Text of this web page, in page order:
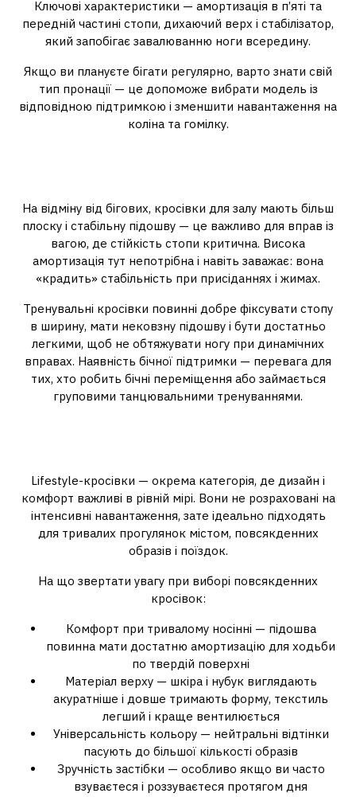
Ключові характеристики — амортизація в п’яті та
передній частині стопи, дихаючий верх і стабілізатор,
який запобігає завалюванню ноги всередину.
Якщо ви плануєте бігати регулярно, варто знати свій
тип пронації — це допоможе вибрати модель із
відповідною підтримкою і зменшити навантаження на
коліна та гомілку.
На відміну від бігових, кросівки для залу мають більш
плоску і стабільну підошву — це важливо для вправ із
вагою, де стійкість стопи критична. Висока
амортизація тут непотрібна і навіть заважає: вона
«крадить» стабільність при присіданнях і жимах.
Тренувальні кросівки повинні добре фіксувати стопу
в ширину, мати нековзну підошву і бути достатньо
легкими, щоб не обтяжувати ногу при динамічних
вправах. Наявність бічної підтримки — перевага для
тих, хто робить бічні переміщення або займається
груповими танцювальними тренуваннями.
Lifestyle-кросівки — окрема категорія, де дизайн і
комфорт важливі в рівній мірі. Вони не розраховані на
інтенсивні навантаження, зате ідеально підходять
для тривалих прогулянок містом, повсякденних
образів і поїздок.
На що звертати увагу при виборі повсякденних
кросівок:
Комфорт при тривалому носінні — підошва
повинна мати достатню амортизацію для ходьби
по твердій поверхні
Матеріал верху — шкіра і нубук виглядають
акуратніше і довше тримають форму, текстиль
легший і краще вентилюється
Універсальність кольору — нейтральні відтінки
пасують до більшої кількості образів
Зручність застібки — особливо якщо ви часто
взуваєтеся і роззуваєтеся протягом дня